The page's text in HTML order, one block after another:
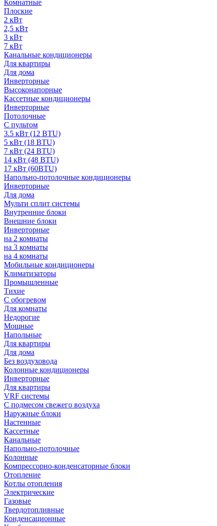
Комнатные
Плоские
2 кВт
2,5 кВт
3 кВт
7 кВт
Канальные кондиционеры
Для квартиры
Для дома
Инверторные
Высоконапорные
Кассетные кондиционеры
Инверторные
Потолочные
С пультом
3.5 кВт (12 BTU)
5 кВт (18 BTU)
7 кВт (24 BTU)
14 кВт (48 BTU)
17 кВт (60BTU)
Напольно-потолочные кондиционеры
Инверторные
Для дома
Мульти сплит системы
Внутренние блоки
Внешние блоки
Инверторные
на 2 комнаты
на 3 комнаты
на 4 комнаты
Мобильные кондиционеры
Климатизаторы
Промышленные
Тихие
С обогревом
Для комнаты
Недорогие
Мощные
Напольные
Для квартиры
Для дома
Без воздуховода
Колонные кондиционеры
Инверторные
Для квартиры
VRF системы
С подмесом свежего воздуха
Наружные блоки
Настенные
Кассетные
Канальные
Напольно-потолочные
Колонные
Компрессорно-конденсаторные блоки
Отопление
Котлы отопления
Электрические
Газовые
Твердотопливные
Конденсационные